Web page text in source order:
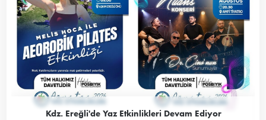
Kdz. Ereğli'de Yaz Etkinlikleri Devam Ediyor